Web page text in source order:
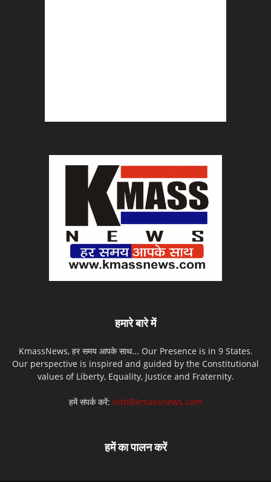
हमारे बारे में
KmassNews, हर समय आपके साथ... Our Presence is in 9 States.
Our perspective is inspired and guided by the Constitutional
values of Liberty, Equality, Justice and Fraternity.
हमें संपर्क करें: info@kmassnews.com
हमें का पालन करें